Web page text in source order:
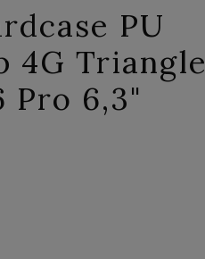
PU
4G Triangle
Pro 6,3"